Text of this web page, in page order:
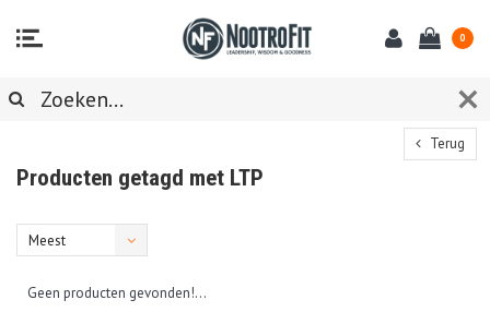
0
Terug
Producten getagd met LTP
Meest
Geen producten gevonden!...